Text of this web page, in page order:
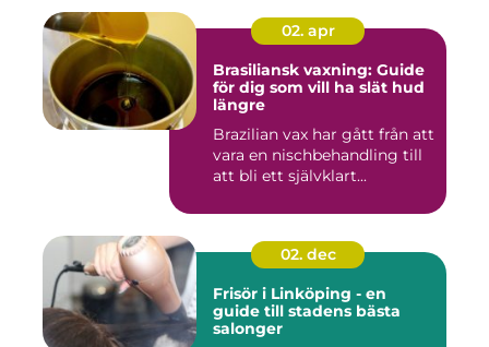
02. apr
Brasiliansk vaxning: Guide
för dig som vill ha slät hud
längre
Brazilian vax har gått från att
vara en nischbehandling till
att bli ett självklart...
02. dec
Frisör i Linköping - en
guide till stadens bästa
salonger